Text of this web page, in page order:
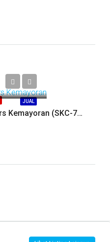
JUAL
Dijual Office Citra Towers Kemayoran (SKC-7035)